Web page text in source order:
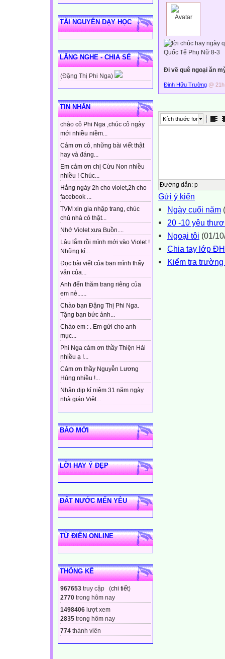
TÀI NGUYÊN DẠY HỌC
LẮNG NGHE - CHIA SẺ
(Đặng Thị Phi Nga)
TIN NHẮN
chào cô Phi Nga ,chúc cô ngày
mới nhiều niềm...
Cảm ơn cô, những bài viết thật
hay và đáng...
Em cảm ơn chị Cừu Non nhiều
nhiều ! Chúc...
Hằng ngày 2h cho violet,2h cho
facebook ...
TVM xin gia nhập trang, chúc
chủ nhà có thật...
Nhớ Violet xưa Buồn....
Lâu lắm rồi mình mới vào Violet !
Những kỉ...
Đọc bài viết của bạn mình thấy
văn của...
Anh đến thăm trang riêng của
em nè......
Chào bạn Đặng Thị Phi Nga.
Tặng bạn bức ảnh...
Chào em : . Em gửi cho anh
mục...
Phi Nga cảm ơn thầy Thiện Hải
nhiều ạ !...
Cảm ơn thầy Nguyễn Lương
Hùng nhiều !...
Nhân dịp kỉ niệm 31 năm ngày
nhà giáo Việt...
BÁO MỚI
LỜI HAY Ý ĐẸP
ĐẤT NƯỚC MẾN YÊU
TỪ ĐIỂN ONLINE
THỐNG KÊ
967653 truy cập (chi tiết)
2770 trong hôm nay
1498406 lượt xem
2835 trong hôm nay
774 thành viên
Đi về quê ngoại ăn
Đinh Hữu Trường @
Kích thước font
Đường dẫn: p
Gửi ý kiến
Ngày cuối năm
20 -10 yêu
Ngoại tôi (01/
Chia tay lớp
Kiểm tra